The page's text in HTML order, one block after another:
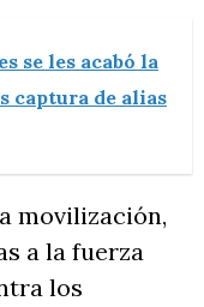
se les acabó la
captura de alias
movilización,
a la fuerza
los